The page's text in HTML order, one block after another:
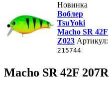
Новинка
Воблер
TsuYoki
Macho SR 42F
Z023 Артикул:
215744
Macho SR 42F 207R